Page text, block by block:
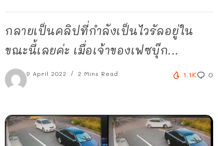
กลายเป็นคลิปที่กำลังเป็นไวรัลอยู่ใน
ขณะนี้เลยค่ะ เมื่อเจ้าของเฟซบุ๊ก...
9 April 2022 2 Mins Read 1.1K 0